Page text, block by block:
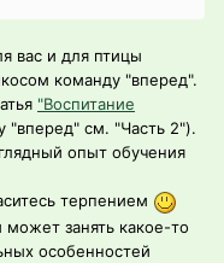
вас и для птицы
команду "вперед".
"Воспитание
"вперед" см. "Часть 2").
опыт обучения
терпением
занять какое-то
особенностей